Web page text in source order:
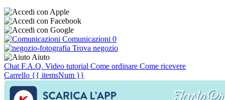
Comunicazioni 0
Trova negozio
Aiuto
Chat F.A.Q. Video tutorial Come ordinare Come ricevere
Carrello {{ itemsNum }}